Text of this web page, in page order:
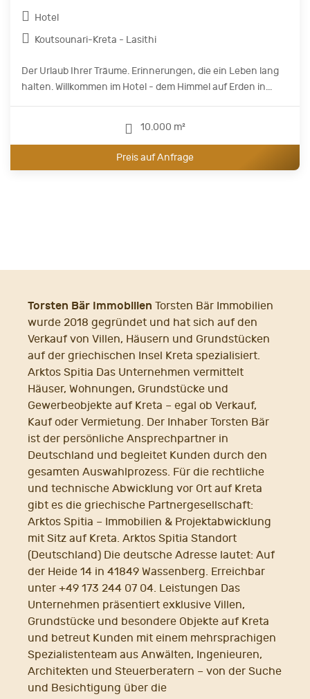
Hotel
Koutsounari-Kreta - Lasithi
Der Urlaub Ihrer Träume. Erinnerungen, die ein Leben lang
halten. Willkommen im Hotel - dem Himmel auf Erden in...
10.000 m²
Preis auf Anfrage
Torsten Bär Immobilien Torsten Bär Immobilien
wurde 2018 gegründet und hat sich auf den
Verkauf von Villen, Häusern und Grundstücken
auf der griechischen Insel Kreta spezialisiert.
Arktos Spitia Das Unternehmen vermittelt
Häuser, Wohnungen, Grundstücke und
Gewerbeobjekte auf Kreta – egal ob Verkauf,
Kauf oder Vermietung. Der Inhaber Torsten Bär
ist der persönliche Ansprechpartner in
Deutschland und begleitet Kunden durch den
gesamten Auswahlprozess. Für die rechtliche
und technische Abwicklung vor Ort auf Kreta
gibt es die griechische Partnergesellschaft:
Arktos Spitia – Immobilien & Projektabwicklung
mit Sitz auf Kreta. Arktos Spitia Standort
(Deutschland) Die deutsche Adresse lautet: Auf
der Heide 14 in 41849 Wassenberg. Erreichbar
unter +49 173 244 07 04. Leistungen Das
Unternehmen präsentiert exklusive Villen,
Grundstücke und besondere Objekte auf Kreta
und betreut Kunden mit einem mehrsprachigen
Spezialistenteam aus Anwälten, Ingenieuren,
Architekten und Steuerberatern – von der Suche
und Besichtigung über die